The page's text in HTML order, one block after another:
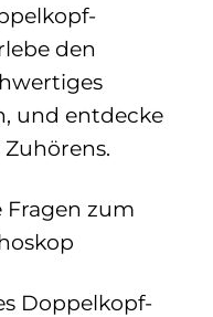
den
und entdecke
Fragen zum
Doppelkopf-